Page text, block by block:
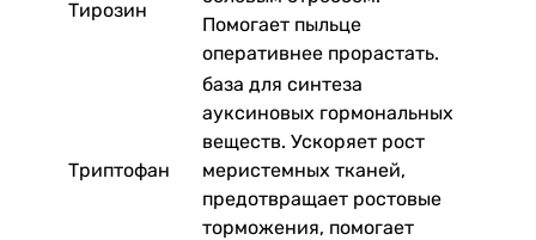
Тирозин
Помогает пыльце
оперативнее прорастать.
Триптофан
база для синтеза
ауксиновых гормональных
веществ. Ускоряет рост
меристемных тканей,
предотвращает ростовые
торможения, помогает